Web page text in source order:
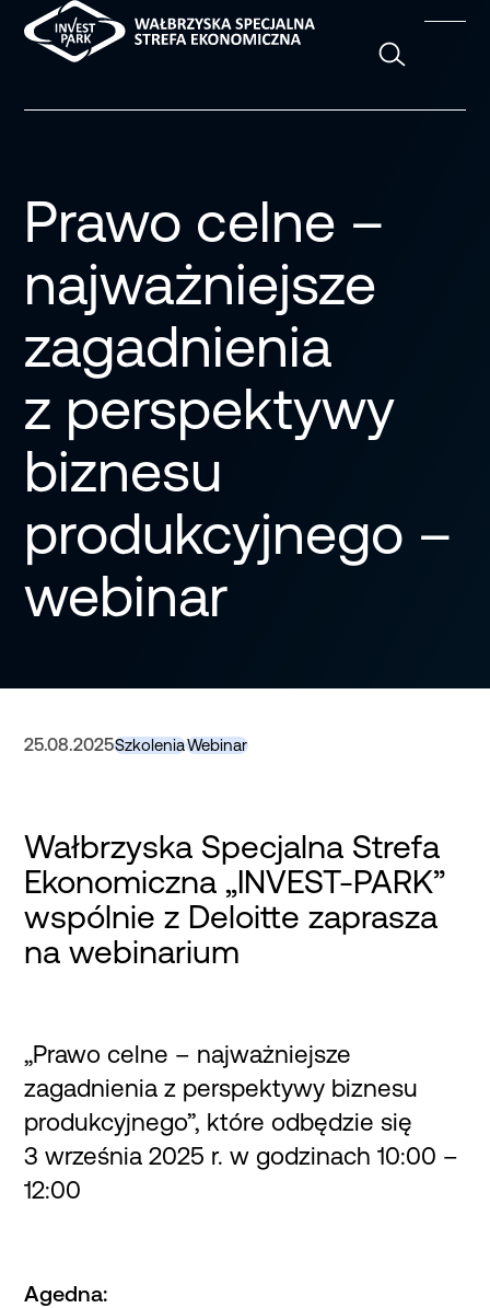
Prawo celne –
najważniejsze
zagadnienia
z perspektywy
biznesu
produkcyjnego –
webinar
25.08.2025SzkoleniaWebinar
Wałbrzyska Specjalna Strefa
Ekonomiczna „INVEST-PARK”
wspólnie z Deloitte zaprasza
na webinarium
„Prawo celne – najważniejsze
zagadnienia z perspektywy biznesu
produkcyjnego”, które odbędzie się
3 września 2025 r. w godzinach 10:00 –
12:00
Agedna: